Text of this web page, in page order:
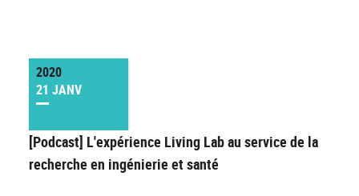
2020
21 JANV
[Podcast] L'expérience Living Lab au service de la
recherche en ingénierie et santé